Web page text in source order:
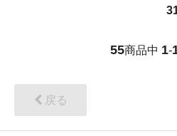
55商品中 1-
戻る